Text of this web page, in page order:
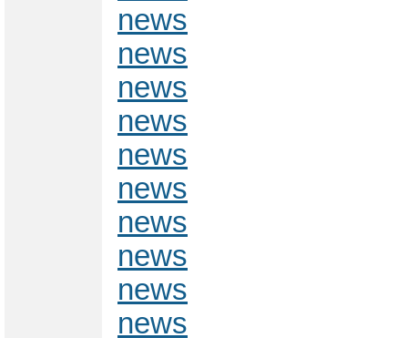
news
news
news
news
news
news
news
news
news
news